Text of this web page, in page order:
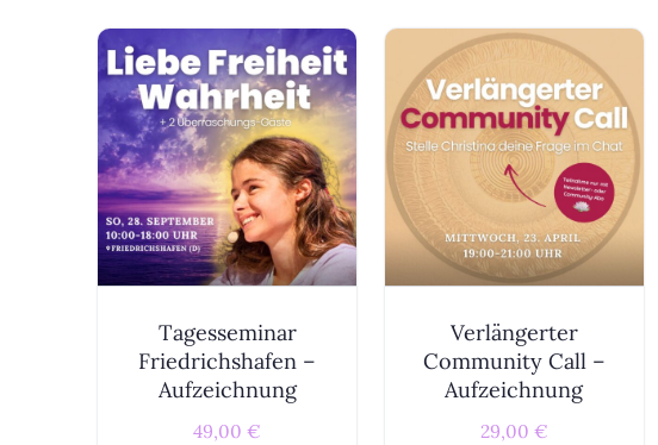
Tagesseminar
Friedrichshafen –
Aufzeichnung
49,00€
Verlängerter
Community Call –
Aufzeichnung
29,00 €